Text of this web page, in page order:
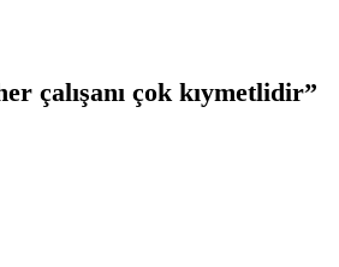
çalışanı çok kıymetlidir”